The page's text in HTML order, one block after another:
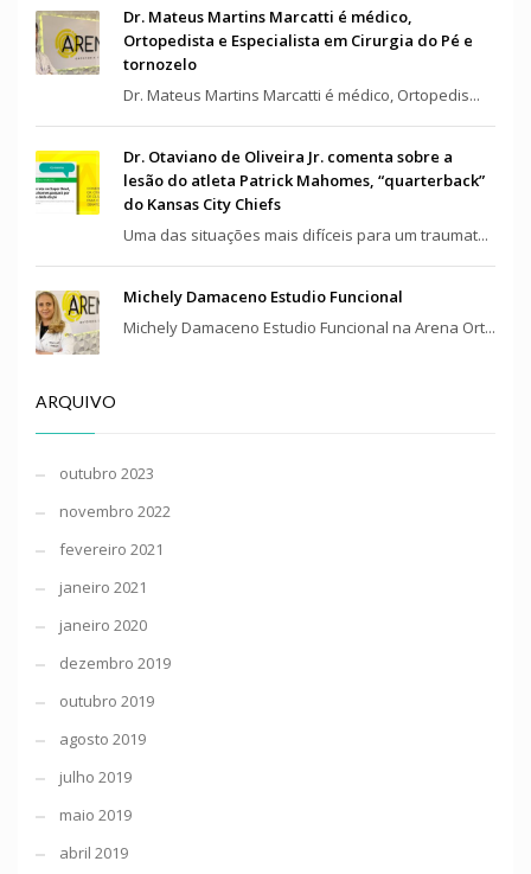
Dr. Mateus Martins Marcatti é médico,
Ortopedista e Especialista em Cirurgia do Pé e
tornozelo
Dr. Mateus Martins Marcatti é médico, Ortopedis...
Dr. Otaviano de Oliveira Jr. comenta sobre a
lesão do atleta Patrick Mahomes, “quarterback”
do Kansas City Chiefs
Uma das situações mais difíceis para um traumat...
Michely Damaceno Estudio Funcional
Michely Damaceno Estudio Funcional na Arena Ort...
ARQUIVO
outubro 2023
novembro 2022
fevereiro 2021
janeiro 2021
janeiro 2020
dezembro 2019
outubro 2019
agosto 2019
julho 2019
maio 2019
abril 2019